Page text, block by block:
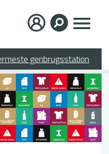
hovedindhold
×
genbrugsstation